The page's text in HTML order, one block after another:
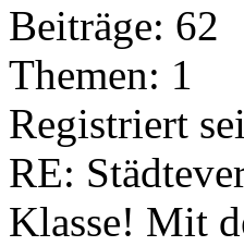
Beiträge: 62
Themen: 1
Registriert
RE:
Klasse! Mit